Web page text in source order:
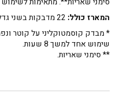
המארז כולל: 22 מדבקות בשני גדלים - 10 מ״מ ו-12 מ״מ
שימוש אחד למשך 8 שעות.
** סימני שאריות.